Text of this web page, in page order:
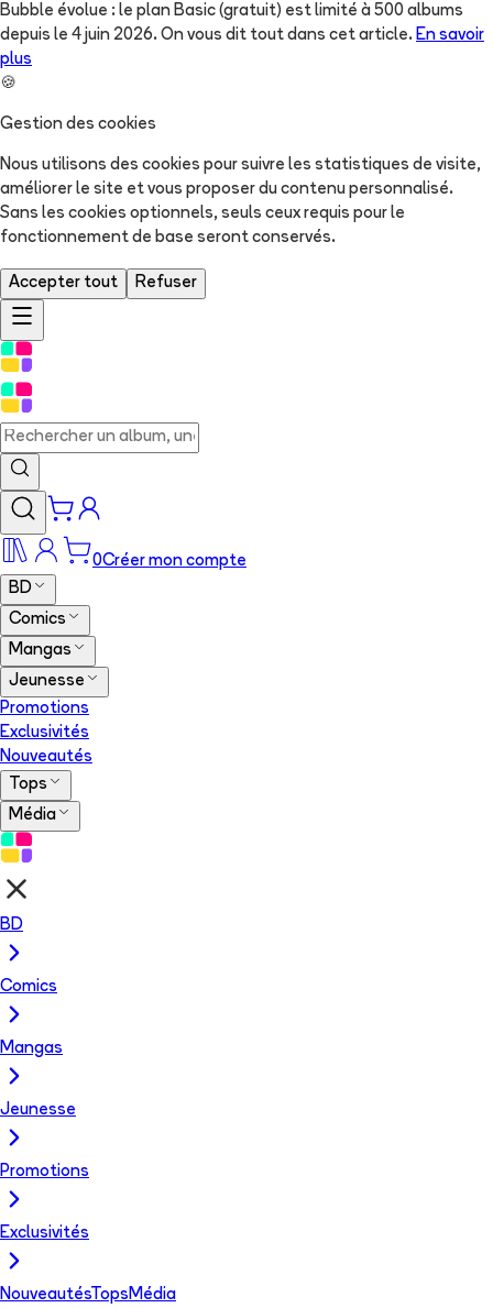
Bubble évolue : le plan Basic (gratuit) est limité à 500 albums
depuis le 4 juin 2026. On vous dit tout dans cet article. En savoir
plus
🍪
Gestion des cookies
Nous utilisons des cookies pour suivre les statistiques de visite,
améliorer le site et vous proposer du contenu personnalisé.
Sans les cookies optionnels, seuls ceux requis pour le
fonctionnement de base seront conservés.
Accepter tout Refuser
0Créer mon compte
BD
Comics
Mangas
Jeunesse
Promotions
Exclusivités
Nouveautés
Tops
Média
BD
Comics
Mangas
Jeunesse
Promotions
Exclusivités
NouveautésTops Média